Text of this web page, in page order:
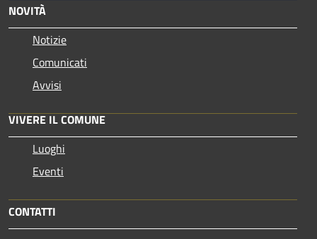
NOVITÀ
Notizie
Comunicati
Avvisi
VIVERE IL COMUNE
Luoghi
Eventi
CONTATTI